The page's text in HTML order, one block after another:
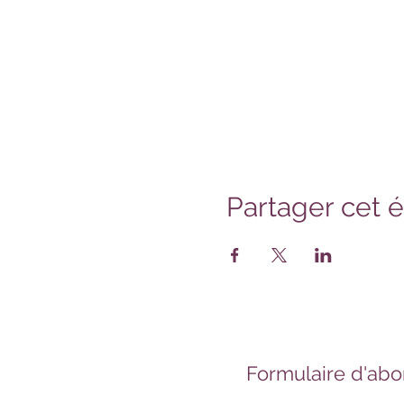
Partager cet
Formulaire